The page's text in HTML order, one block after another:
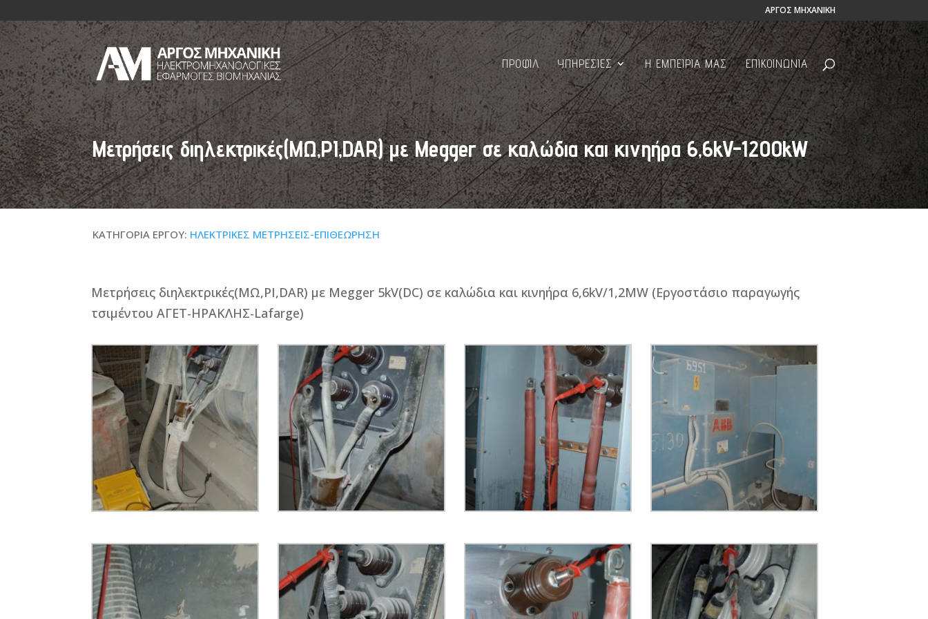
ΑΡΓΟΣ ΜΗΧΑΝΙΚΗ
ΠΡΟΦΙΛ ΥΠΗΡΕΣΙΕΣ Η ΕΜΠΕΙΡΙΑ ΜΑΣ ΕΠΙΚΟΙΝΩΝΙΑ
Μετρήσεις διηλεκτρικές(ΜΩ,PI,DAR) με Megger σε καλώδια και κινηήρα 6,6kV-1200kW
ΚΑΤΗΓΟΡΙΑ ΕΡΓΟΥ: ΗΛΕΚΤΡΙΚΕΣ ΜΕΤΡΗΣΕΙΣ-ΕΠΙΘΕΩΡΗΣΗ
Μετρήσεις διηλεκτρικές(ΜΩ,PI,DAR) με Megger 5kV(DC) σε καλώδια και κινηήρα 6,6kV/1,2MW (Εργοστάσιο παραγωγής
τσιμέντου ΑΓΕΤ-ΗΡΑΚΛΗΣ-Lafarge)